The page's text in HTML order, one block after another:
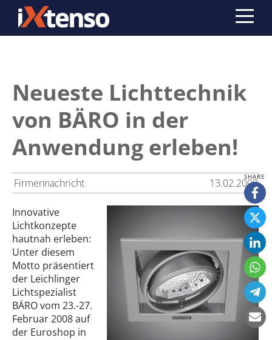
Neueste Lichttechnik
von BÄRO in der
Anwendung erleben!
Firmennachricht 13.02.2008
Innovative
Lichtkonzepte
hautnah erleben:
Unter diesem
Motto präsentiert
der Leichlinger
Lichtspezialist
BÄRO vom 23.-27.
Februar 2008 auf
der Euroshop in